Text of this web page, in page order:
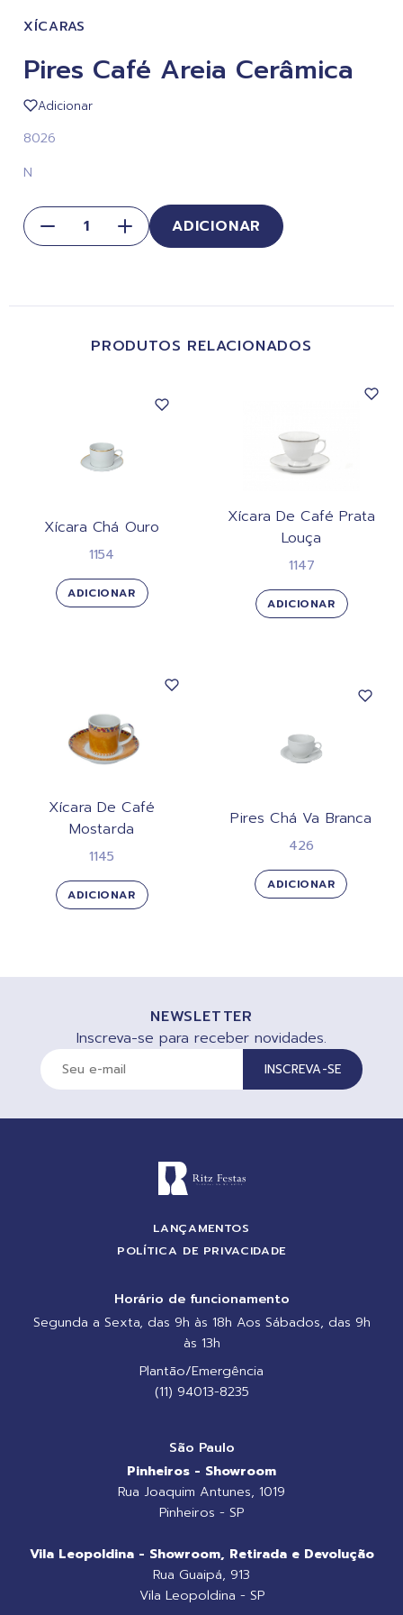
XÍCARAS
Pires Café Areia Cerâmica
Adicionar
8026
N
ADICIONAR
PRODUTOS RELACIONADOS
Xícara Chá Ouro
1154
ADICIONAR
Xícara De Café Prata
Louça
1147
ADICIONAR
Xícara De Café
Mostarda
1145
ADICIONAR
Pires Chá Va Branca
426
ADICIONAR
NEWSLETTER
Inscreva-se para receber novidades.
INSCREVA-SE
LANÇAMENTOS
POLÍTICA DE PRIVACIDADE
Horário de funcionamento
Segunda a Sexta, das 9h às 18h Aos Sábados, das 9h
às 13h
Plantão/Emergência
(11) 94013-8235
São Paulo
Pinheiros - Showroom
Rua Joaquim Antunes, 1019
Pinheiros - SP
Vila Leopoldina - Showroom, Retirada e Devolução
Rua Guaipá, 913
Vila Leopoldina - SP